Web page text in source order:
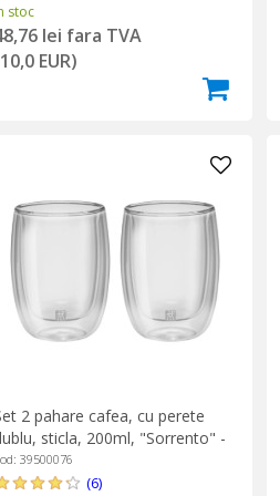
stoc
lei fara TVA
EUR)
2 pahare cafea, cu perete
sticla, 200ml, "Sorrento" -
39500076
(6)